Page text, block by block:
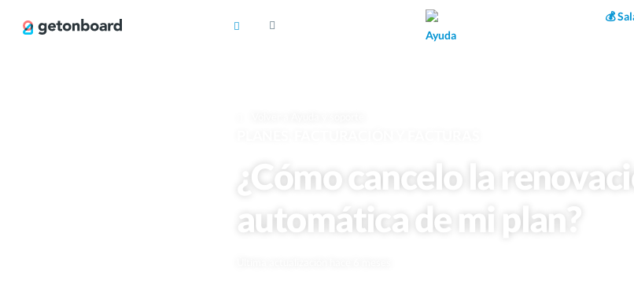
💰
Ayuda
¿Cómo cancelo la
automática de mi plan?